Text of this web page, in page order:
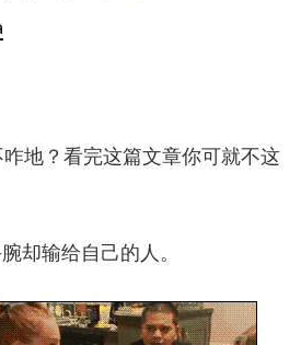
地？看完这篇文章你可就不这
却输给自己的人。